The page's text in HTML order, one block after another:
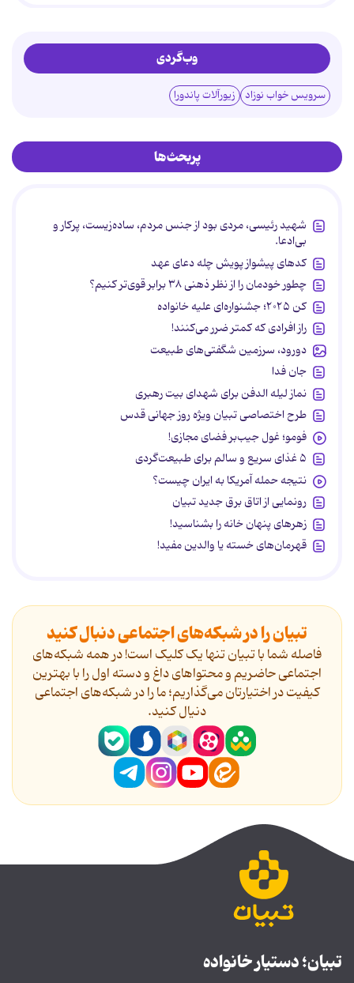
وب‌گردی
سرویس خواب نوزاد زیورآلات پاندورا
پربحث‌ها
شهید رئیسی، مردی بود از جنس مردم، ساده‌زیست، پرکار و
بی‌ادعا.
کدهای پیشواز پویش چله دعای عهد
چطور خودمان را از نظر ذهنی ۳۸ برابر قوی‌تر کنیم؟
کن ۲۰۲۵؛ جشنواره‌ای علیه خانواده
راز افرادی که کمتر ضرر می‌کنند!
دورود، سرزمین شگفتی‌های طبیعت
جان فدا
نماز لیله الدفن برای شهدای بیت رهبری
طرح اختصاصی تبیان ویژه روز جهانی قدس
فومو؛ غول جیب‌بر فضای مجازی!
۵ غذای سریع و سالم برای طبیعت‌گردی
نتیجه حمله آمریکا به ایران چیست؟
رونمایی از اتاق برق جدید تبیان
زهرهای پنهان خانه را بشناسید!
قهرمان‌های خسته یا والدین مفید!
تبیان را در شبکه‌های اجتماعی دنبال کنید
فاصله شما با تبیان تنها یک کلیک است! در همه شبکه‌های
اجتماعی حاضریم و محتواهای داغ و دسته اول را با بهترین
کیفیت در اختیارتان می‌گذاریم؛ ما را در شبکه‌های اجتماعی
دنیال کنید.
تبیان؛ دستیار خانواده